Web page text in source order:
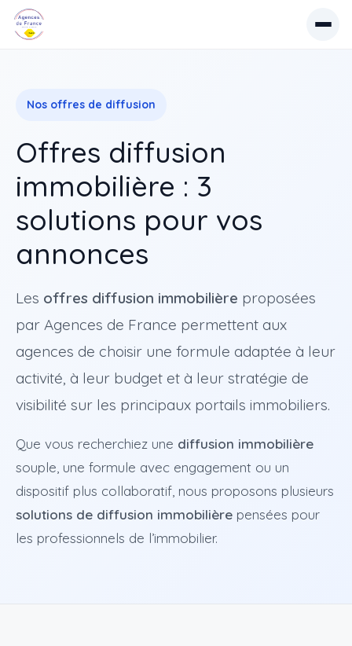
Nos offres de diffusion
Offres diffusion
immobilière : 3
solutions pour vos
annonces
Les offres diffusion immobilière proposées
par Agences de France permettent aux
agences de choisir une formule adaptée à leur
activité, à leur budget et à leur stratégie de
visibilité sur les principaux portails immobiliers.
Que vous recherchiez une diffusion immobilière
souple, une formule avec engagement ou un
dispositif plus collaboratif, nous proposons plusieurs
solutions de diffusion immobilière pensées pour
les professionnels de l’immobilier.